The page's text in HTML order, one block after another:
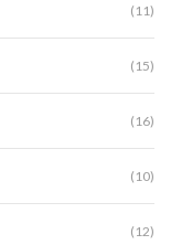
(11)
(15)
(16)
(10)
(12)